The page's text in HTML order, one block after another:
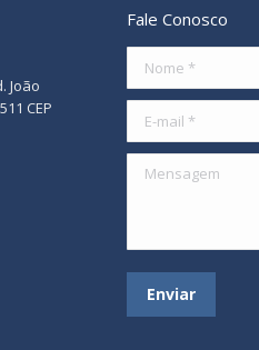
João
CEP
Fale Conosco
Mensagem
Enviar